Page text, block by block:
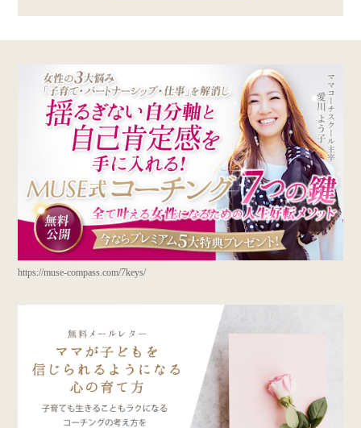
https://muse-compass.com/7keys/